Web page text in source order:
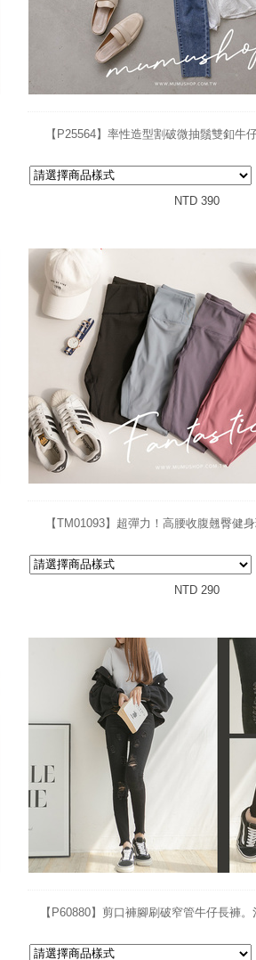
【P25564】率性造型割破微抽鬚雙釦牛
NTD 390
【TM01093】超彈力！高腰收腹翹臀健
NTD 290
【P60880】剪口褲腳刷破窄管牛仔長褲